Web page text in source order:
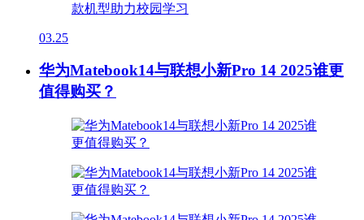
03.25
华为Matebook14与联想小新Pro 14 2025谁更
值得购买？